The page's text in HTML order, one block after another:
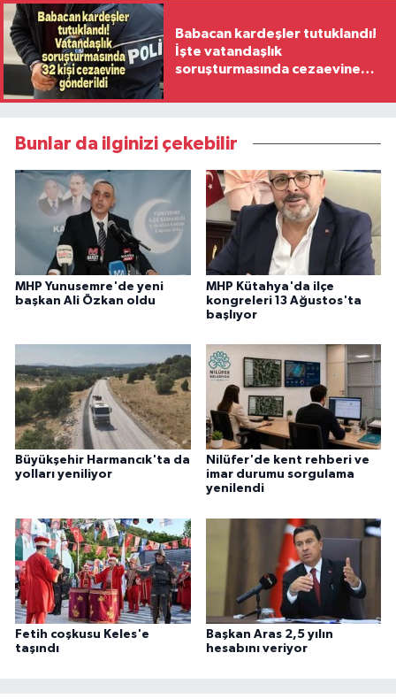
Babacan kardeşler tutuklandı!
İşte vatandaşlık
soruşturmasında cezaevine
Bunlar da ilginizi çekebilir
MHP Yunusemre'de yeni
başkan Ali Özkan oldu
MHP Kütahya'da ilçe
kongreleri 13 Ağustos'ta
başlıyor
Büyükşehir Harmancık'ta da
yolları yeniliyor
Nilüfer'de kent rehberi ve
imar durumu sorgulama
yenilendi
Fetih coşkusu Keles'e
taşındı
Başkan Aras 2,5 yılın
hesabını veriyor